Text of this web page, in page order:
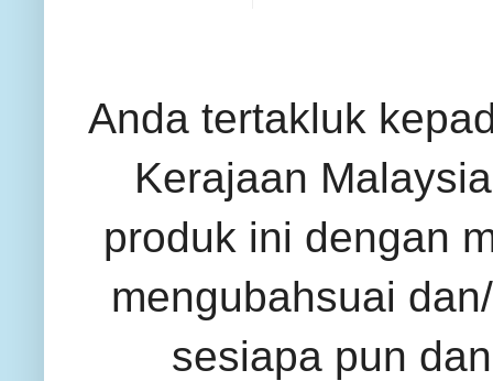
Anda tertakluk
Kerajaan
produk ini dengan
mengubahsuai
sesiapa pun